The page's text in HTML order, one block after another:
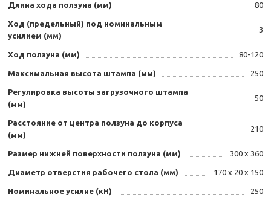
Длина хода ползуна (мм) 80
Ход (предельный) под номинальным
усилием (мм)
3
Ход ползуна (мм) 80-120
Максимальная высота штампа (мм) 250
Регулировка высоты загрузочного штампа
(мм)
50
Расстояние от центра ползуна до корпуса
(мм)
210
Размер нижней поверхности ползуна (мм) 300 х 360
Диаметр отверстия рабочего стола (мм) 170 х 20 х 150
Номинальное усилие (кН) 250